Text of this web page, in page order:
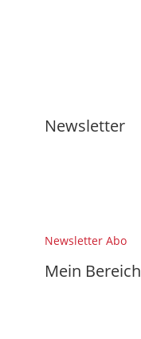
Newsletter
Newsletter Abo
Mein Bereich